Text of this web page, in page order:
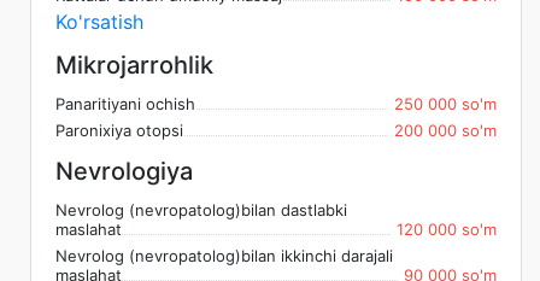
Ko'rsatish
Mikrojarrohlik
Panaritiyani ochish
250 000 so'm
Paronixiya otopsi
200 000 so'm
Nevrologiya
Nevrolog (nevropatolog)bilan dastlabki
maslahat
120 000 so'm
Nevrolog (nevropatolog)bilan ikkinchi darajali
maslahat
90 000 so'm